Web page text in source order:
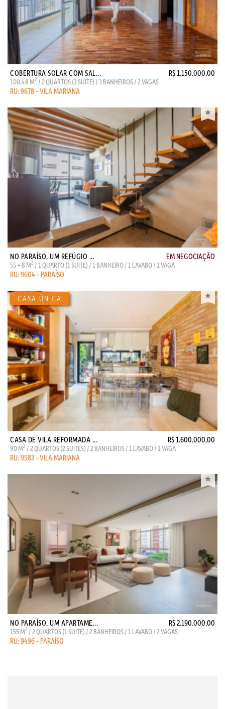
COBERTURA SOLAR COM SAL... R$ 1.150.000,00
100,48 M2 / 2 QUARTOS (1 SUITE) / 3 BANHEIROS / 2 VAGAS
RU: 9678 - VILA MARIANA
NO PARAÍSO, UM REFÚGIO ... EM NEGOCIAÇÃO
55 + 8 M2 / 1 QUARTO (1 SUITE) / 1 BANHEIRO / 1 LAVABO / 1 VAGA
RU: 9604 - PARAÍSO
CASA DE VILA REFORMADA ... R$ 1.600.000,00
90 M2 / 2 QUARTOS (2 SUITES) / 2 BANHEIROS / 1 LAVABO / 1 VAGA
RU: 9583 - VILA MARIANA
NO PARAÍSO, UM APARTAME... R$ 2.190.000,00
155 M2 / 2 QUARTOS (1 SUITE) / 2 BANHEIROS / 1 LAVABO / 2 VAGAS
RU: 9496 - PARAÍSO